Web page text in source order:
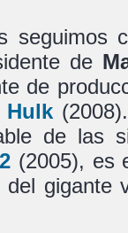
seguimos
de
de
Hulk
de las
(2005), es
del gigante